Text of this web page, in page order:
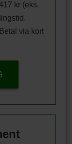
kr (eks.
via kort